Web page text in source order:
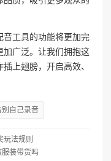
工具的功能将更加完
加广泛。让我们拥抱这
上翅膀，开启高效、
别自己录音
玩法规则
装带货吗